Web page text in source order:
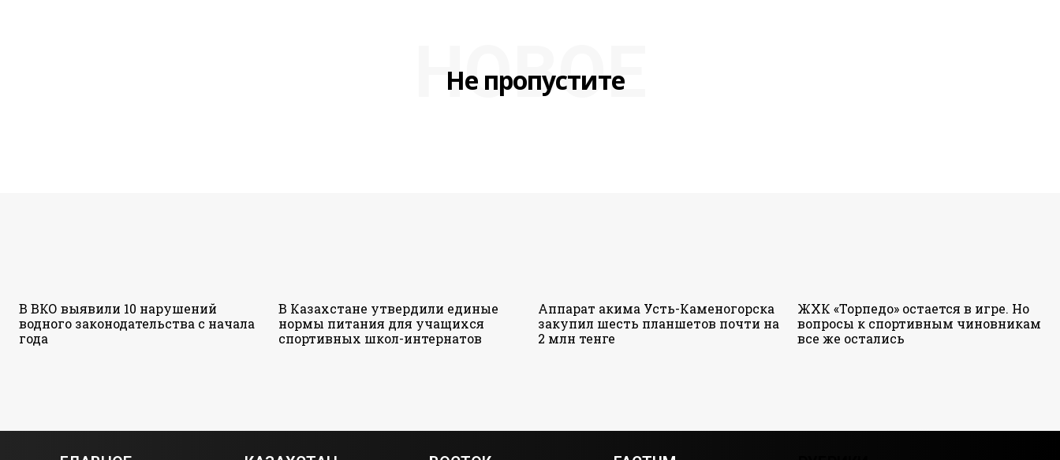
Не пропустите
НОВОЕ
В ВКО выявили 10 нарушений
водного законодательства с начала
года
В Казахстане утвердили единые
нормы питания для учащихся
спортивных школ-интернатов
Аппарат акима Усть-Каменогорска
закупил шесть планшетов почти на
2 млн тенге
ЖХК «Торпедо» остается в игре. Но
вопросы к спортивным чиновникам
все же остались